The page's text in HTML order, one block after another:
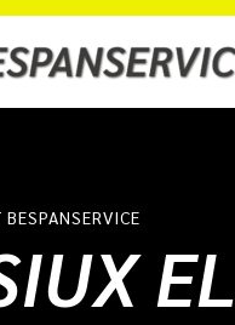
BESPANSERVICE